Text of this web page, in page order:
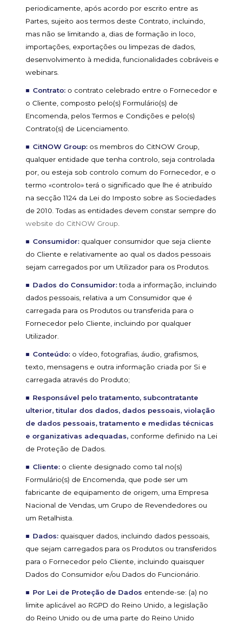
periodicamente, após acordo por escrito entre as
Partes, sujeito aos termos deste Contrato, incluindo,
mas não se limitando a, dias de formação in loco,
importações, exportações ou limpezas de dados,
desenvolvimento à medida, funcionalidades cobráveis e
webinars.
Contrato: o contrato celebrado entre o Fornecedor e
o Cliente, composto pelo(s) Formulário(s) de
Encomenda, pelos Termos e Condições e pelo(s)
Contrato(s) de Licenciamento.
CitNOW Group: os membros do CitNOW Group,
qualquer entidade que tenha controlo, seja controlada
por, ou esteja sob controlo comum do Fornecedor, e o
termo «controlo» terá o significado que lhe é atribuído
na secção 1124 da Lei do Imposto sobre as Sociedades
de 2010. Todas as entidades devem constar sempre do
website do CitNOW Group
Consumidor: qualquer consumidor que seja cliente
do Cliente e relativamente ao qual os dados pessoais
sejam carregados por um Utilizador para os Produtos.
Dados do Consumidor:toda a informação, incluindo
dados pessoais, relativa a um Consumidor que é
carregada para os Produtos ou transferida para o
Fornecedor pelo Cliente, incluindo por qualquer
Utilizador.
Conteúdo: o vídeo, fotografias, áudio, grafismos,
texto, mensagens e outra informação criada por Si e
carregada através do Produto;
Responsável pelo tratamento, subcontratante
ulterior, titular dos dados, dados pessoais, violação
de dados pessoais, tratamento e medidas técnicas
e organizativas adequadas, conforme definido na Lei
de Proteção de Dados.
Cliente: o cliente designado como tal no(s)
Formulário(s) de Encomenda, que pode ser um
fabricante de equipamento de origem, uma Empresa
Nacional de Vendas, um Grupo de Revendedores ou
um Retalhista.
Dados: quaisquer dados, incluindo dados pessoais,
que sejam carregados para os Produtos ou transferidos
para o Fornecedor pelo Cliente, incluindo quaisquer
Dados do Consumidor e/ou Dados do Funcionário.
Por Lei de Proteção de Dados entende-se: (a) no
limite aplicável ao RGPD do Reino Unido, a legislação
do Reino Unido ou de uma parte do Reino Unido